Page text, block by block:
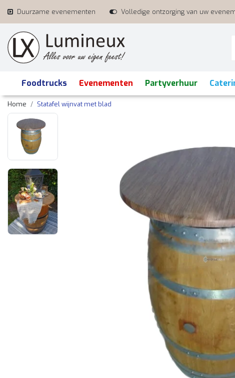
Duurzame evenementen Volledige ontzorging van uw
Foodtrucks Evenementen Partyverhuur
Home Statafel wijnvat met blad